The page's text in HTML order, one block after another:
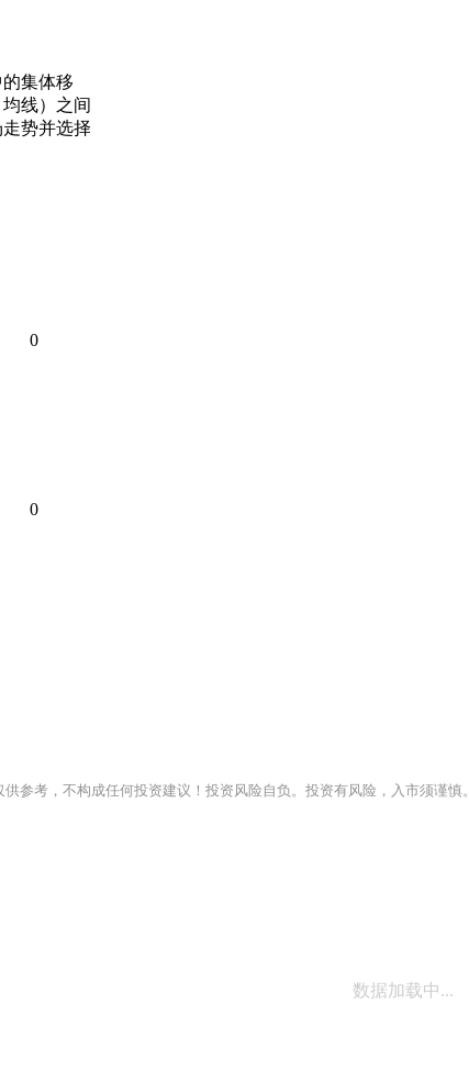
集体移
线）之间
势并选择
0
0
参考，不构成任何投资建议！投资风险自负。投资有风险，入市须谨慎。
数据加载中...